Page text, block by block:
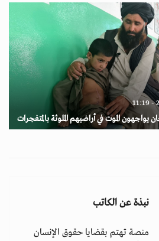
يواجهون الموت في أراضيهم الملوثة بالمتفجرات
نبذة عن الكاتب
منصة تهتم بقضايا حقوق الإنسان